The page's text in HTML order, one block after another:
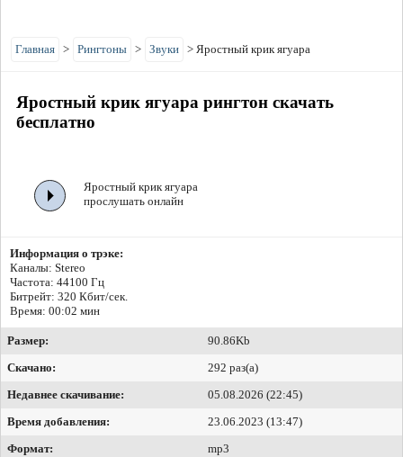
Главная > Рингтоны > Звуки > Яростный крик ягуара
Яростный крик ягуара рингтон скачать
бесплатно
Яростный крик ягуара
прослушать онлайн
Информация о трэке:
Каналы: Stereo
Частота: 44100 Гц
Битрейт: 320 Кбит/сек.
Время: 00:02 мин
Размер:
90.86Kb
Скачано:
292 раз(а)
Недавнее скачивание:
05.08.2026 (22:45)
Время добавления:
23.06.2023 (13:47)
Формат:
mp3